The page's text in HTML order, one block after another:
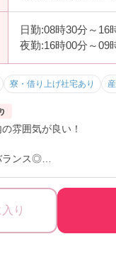
日勤:08時30分～16
夜勤:16時00分～09
寮・借り上げ社宅あり
雰囲気が良い！
ランス◎
ら技術・経験の積め
重きを置いて環境を整え
お伺いしていると本
り